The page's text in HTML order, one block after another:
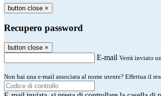
button close ×
Recupero password
button close ×
E-mail Verrà inviato
Non hai una e-mail associata al nome utente? Effettua il